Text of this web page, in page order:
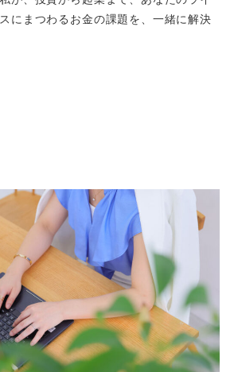
にまつわるお金の課題を、一緒に解決